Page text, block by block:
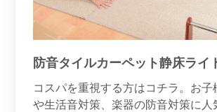
防音タイルカーペット静床ライ
コスパを重視する方はコチラ。お子
や生活音対策、楽器の防音対策に人